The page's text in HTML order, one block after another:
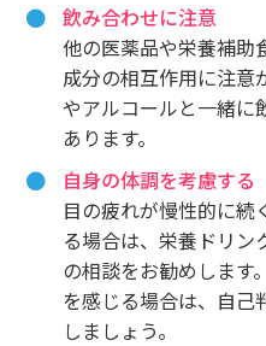
飲み合わせに注意
他の医薬品や栄養補助
成分の相互作用に注意
やアルコールと一緒に
あります。
自身の体調を考慮する
目の疲れが慢性的に続
る場合は、栄養ドリン
の相談をお勧めします
を感じる場合は、自己
しましょう。